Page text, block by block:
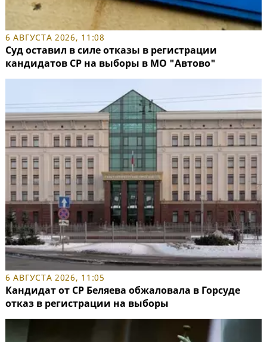
6 АВГУСТА 2026, 11:08
Суд оставил в силе отказы в регистрации
кандидатов СР на выборы в МО "Автово"
6 АВГУСТА 2026, 11:05
Кандидат от СР Беляева обжаловала в Горсуде
отказ в регистрации на выборы